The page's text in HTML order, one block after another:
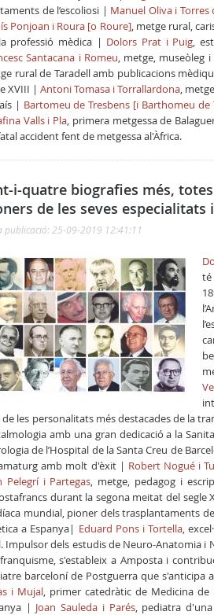
de l’escoliosi | Manuel Oliva i Torres
Ponjoan i Roura [o Roure], metge rural,
professió mèdica | Dolors Prat i Puig,
Santacana i Romeu, metge, museòleg
rural de Taradell amb publicacions
XVIII |Antoni Tomasa i Torrallardona,
| Bartomeu de Tresbens [i Barthomeu de
Valls i Pla, primera metgessa de
accident fent de metgessa al'Àfrica.
i-quatre biografies més,
de les seves
publicació: 25-09-2019 12:41:11
té
de les personalitats més destacades de la
amb una gran dedicació a la
de l’Hospital de la Santa Creu de
amb molt d'èxit | Robert Nogué i
Pelegrí i Partegas, metge, pedagog i
durant la segona meitat del segle
mundial, pioner dels trasplantaments
a Espanya| Eduard Pons i Tortella,
Impulsor dels estudis de Neuro-Anatomia i
s'estableix a Amposta i
barceloní de Postguerra que s'anticipa
i Mujal, primer catedràtic de Medicina
| Joan Sauleda i Parés, pediatra